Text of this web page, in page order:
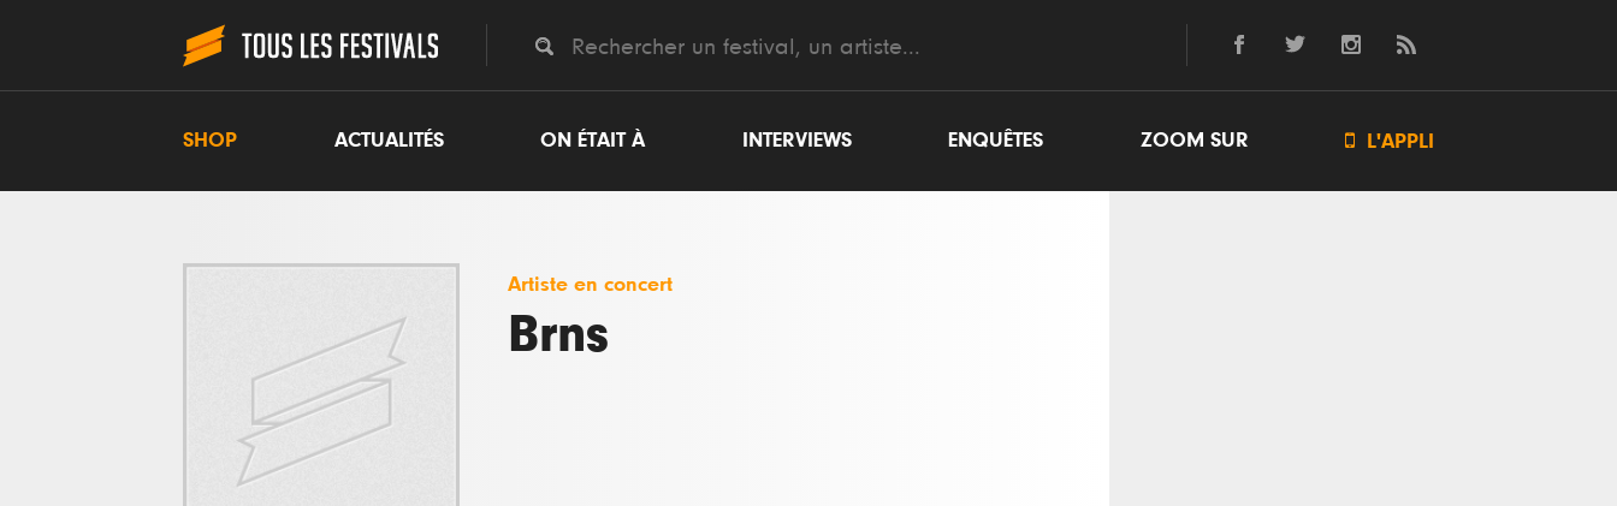
SHOP ACTUALITÉS ON ÉTAIT À INTERVIEWS ENQUÊTES ZOOM SUR  L'APPLI
Artiste en concert
Brns